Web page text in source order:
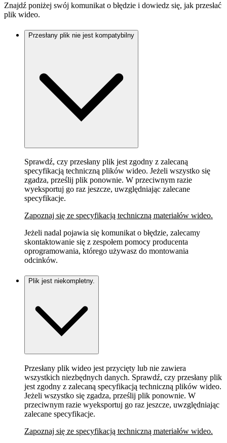
Znajdź poniżej swój komunikat o błędzie i dowiedz się, jak przesłać
plik wideo.
Przesłany plik nie jest kompatybilny
Sprawdź, czy przesłany plik jest zgodny z zalecaną
specyfikacją techniczną plików wideo. Jeżeli wszystko się
zgadza, prześlij plik ponownie. W przeciwnym razie
wyeksportuj go raz jeszcze, uwzględniając zalecane
specyfikacje.
Zapoznaj się ze specyfikacją techniczną materiałów wideo.
Jeżeli nadal pojawia się komunikat o błędzie, zalecamy
skontaktowanie się z zespołem pomocy producenta
oprogramowania, którego używasz do montowania
odcinków.
Plik jest niekompletny.
Przesłany plik wideo jest przycięty lub nie zawiera
wszystkich niezbędnych danych. Sprawdź, czy przesłany plik
jest zgodny z zalecaną specyfikacją techniczną plików wideo.
Jeżeli wszystko się zgadza, prześlij plik ponownie. W
przeciwnym razie wyeksportuj go raz jeszcze, uwzględniając
zalecane specyfikacje.
Zapoznaj się ze specyfikacją techniczną materiałów wideo.